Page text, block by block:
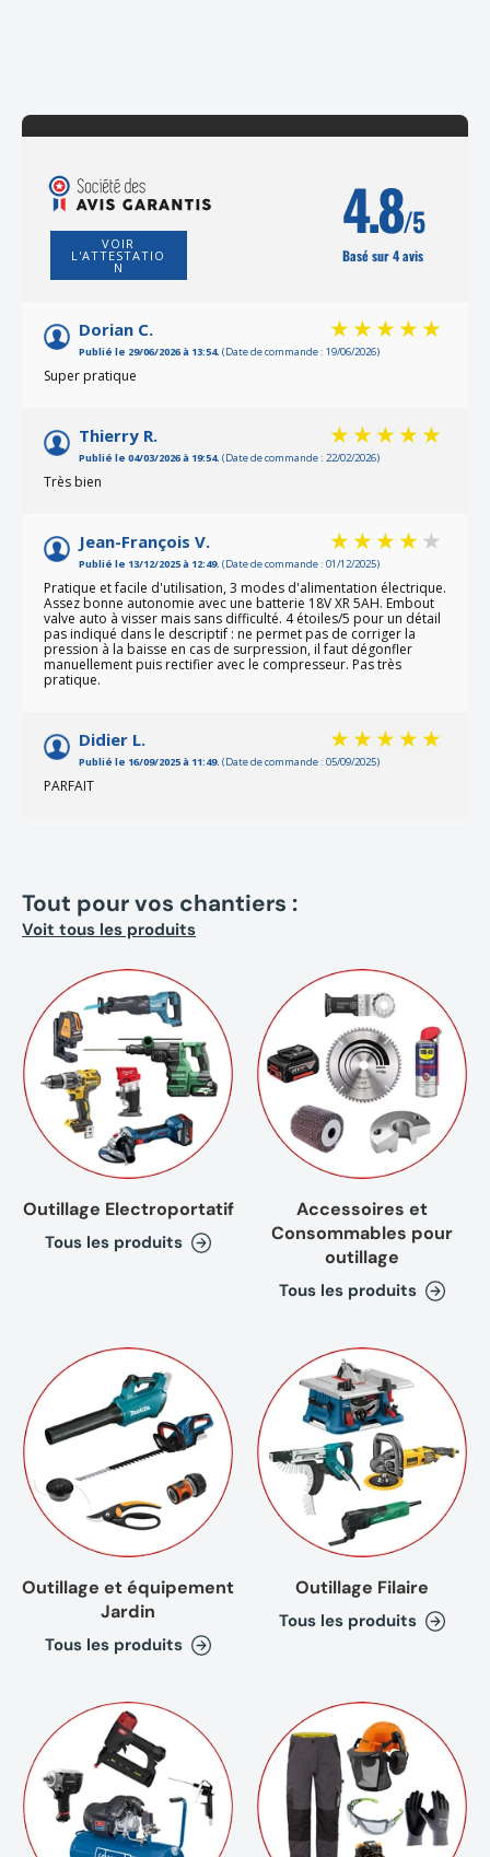
VOIR
L'ATTESTATIO
N
4.8/5
Basé sur 4 avis
Dorian C.
Publié le 29/06/2026 à 13:54. (Date de commande : 19/06/2026)
Super pratique
Thierry R.
Publié le 04/03/2026 à 19:54. (Date de commande : 22/02/2026)
Très bien
Jean-François V.
Publié le 13/12/2025 à 12:49. (Date de commande : 01/12/2025)
Pratique et facile d'utilisation, 3 modes d'alimentation électrique.
Assez bonne autonomie avec une batterie 18V XR 5AH. Embout
valve auto à visser mais sans difficulté. 4 étoiles/5 pour un détail
pas indiqué dans le descriptif : ne permet pas de corriger la
pression à la baisse en cas de surpression, il faut dégonfler
manuellement puis rectifier avec le compresseur. Pas très
pratique.
Didier L.
Publié le 16/09/2025 à 11:49. (Date de commande : 05/09/2025)
PARFAIT
Tout pour vos chantiers :
Voit tous les produits
Outillage Electroportatif
Tous les produits
Accessoires et
Consommables pour
outillage
Tous les produits
Outillage et équipement
Jardin
Tous les produits
Outillage Filaire
Tous les produits